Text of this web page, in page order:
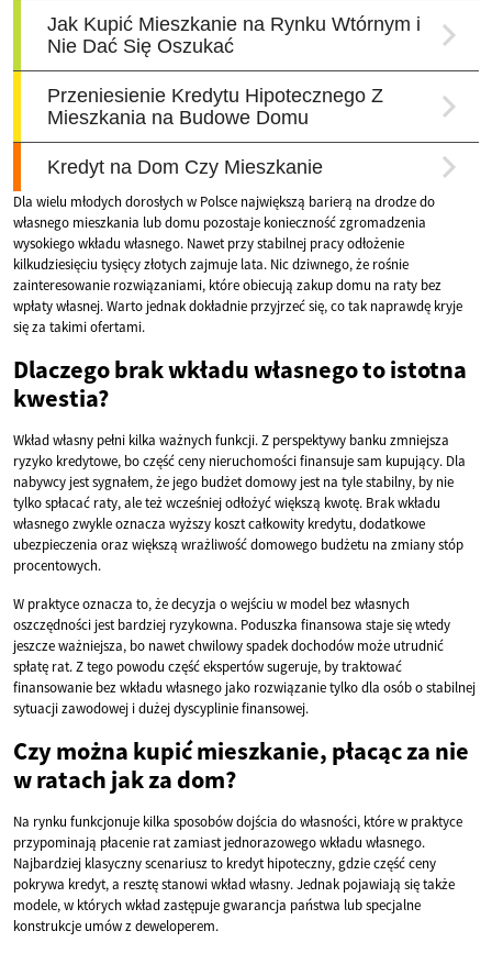
Dla wielu młodych dorosłych w Polsce największą barierą na drodze do
własnego mieszkania lub domu pozostaje konieczność zgromadzenia
wysokiego wkładu własnego. Nawet przy stabilnej pracy odłożenie
kilkudziesięciu tysięcy złotych zajmuje lata. Nic dziwnego, że rośnie
zainteresowanie rozwiązaniami, które obiecują zakup domu na raty bez
wpłaty własnej. Warto jednak dokładnie przyjrzeć się, co tak naprawdę kryje
się za takimi ofertami.
Dlaczego brak wkładu własnego to istotna
kwestia?
Wkład własny pełni kilka ważnych funkcji. Z perspektywy banku zmniejsza
ryzyko kredytowe, bo część ceny nieruchomości finansuje sam kupujący. Dla
nabywcy jest sygnałem, że jego budżet domowy jest na tyle stabilny, by nie
tylko spłacać raty, ale też wcześniej odłożyć większą kwotę. Brak wkładu
własnego zwykle oznacza wyższy koszt całkowity kredytu, dodatkowe
ubezpieczenia oraz większą wrażliwość domowego budżetu na zmiany stóp
procentowych.
W praktyce oznacza to, że decyzja o wejściu w model bez własnych
oszczędności jest bardziej ryzykowna. Poduszka finansowa staje się wtedy
jeszcze ważniejsza, bo nawet chwilowy spadek dochodów może utrudnić
spłatę rat. Z tego powodu część ekspertów sugeruje, by traktować
finansowanie bez wkładu własnego jako rozwiązanie tylko dla osób o stabilnej
sytuacji zawodowej i dużej dyscyplinie finansowej.
Czy można kupić mieszkanie, płacąc za nie
w ratach jak za dom?
Na rynku funkcjonuje kilka sposobów dojścia do własności, które w praktyce
przypominają płacenie rat zamiast jednorazowego wkładu własnego.
Najbardziej klasyczny scenariusz to kredyt hipoteczny, gdzie część ceny
pokrywa kredyt, a resztę stanowi wkład własny. Jednak pojawiają się także
modele, w których wkład zastępuje gwarancja państwa lub specjalne
konstrukcje umów z deweloperem.